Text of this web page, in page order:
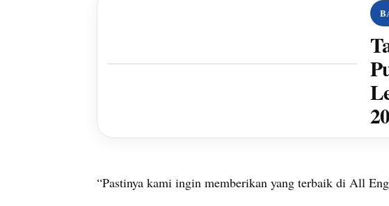
“Pastinya kami ingin memberikan yang terbaik di All